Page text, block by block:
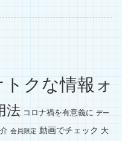
トクな情報 オ
法 コロナ禍を有意義に デー
会員限定 動画でチェック 大